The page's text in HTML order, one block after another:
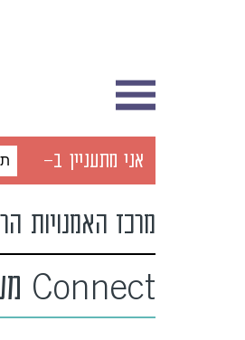
אני מתעניין ב-
מרכז האמנויות
Connect משחקי תנועה – סדנת תנועה לגיל הרך בשיתוף ההורה